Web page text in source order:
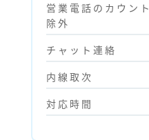
営業電話のカウント
除外
チャット連絡
内線取次
対応時間